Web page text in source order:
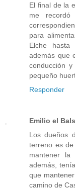
El final de la
me
para
Elche
además que
conducción
pequeño
Responder
Emilio el
Los dueños
terreno es
mantener
además,
que
camino de